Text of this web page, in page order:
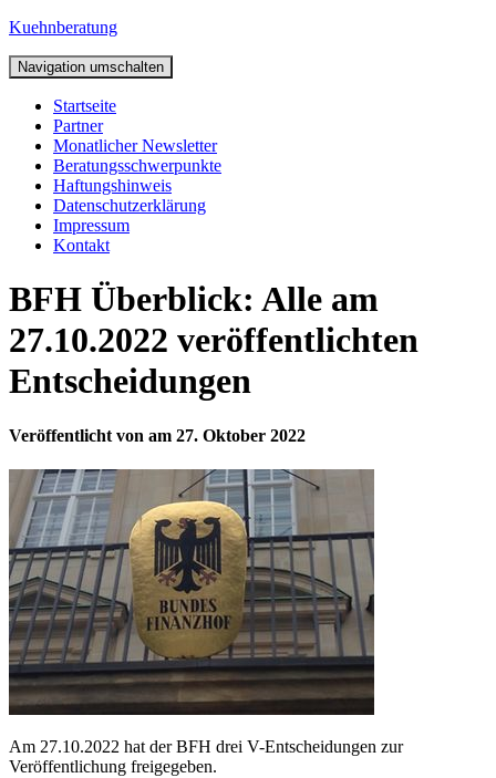
Kuehnberatung
Navigation umschalten
Startseite
Partner
Monatlicher Newsletter
Beratungsschwerpunkte
Haftungshinweis
Datenschutzerklärung
Impressum
Kontakt
BFH Überblick: Alle am
27.10.2022 veröffentlichten
Entscheidungen
Veröffentlicht von am 27. Oktober 2022
Am 27.10.2022 hat der BFH drei V-Entscheidungen zur
Veröffentlichung freigegeben.